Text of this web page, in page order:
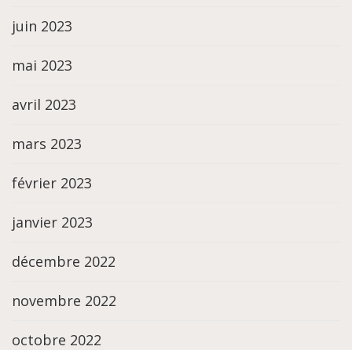
juin 2023
mai 2023
avril 2023
mars 2023
février 2023
janvier 2023
décembre 2022
novembre 2022
octobre 2022